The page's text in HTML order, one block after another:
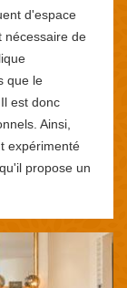
d'espace
nécessaire de
que le
est donc
Ainsi,
expérimenté
propose un